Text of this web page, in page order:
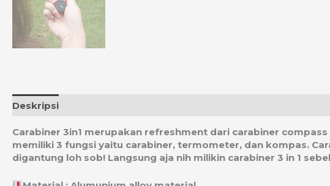
Deskripsi
Carabiner 3in1 merupakan refreshment dari carabiner
memiliki 3 fungsi yaitu carabiner, termometer, dan kompas.
digantung loh sob! Langsung aja nih milikin carabiner 3 in 1